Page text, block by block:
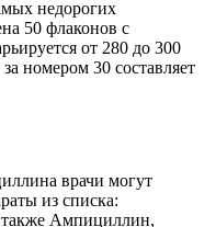
недорогих
50 флаконов с
от 280 до 300
номером 30 составляет
врачи могут
из списка:
Ампициллин,